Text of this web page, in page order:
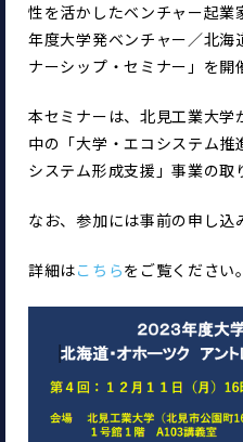
性を活かしたベンチャー起
年度大学発ベンチャー／北海
ナーシップ・セミナー」を開
本セミナーは、北見工業大
中の「大学・エコシステム
システム形成支援」事業の取
なお、参加には事前の申し込
詳細はこちらをご覧ください。